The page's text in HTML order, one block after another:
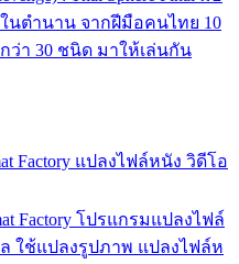
ในตำนาน จากฝีมือคนไทย 10
ว่า 30 ชนิด มาให้เล่นกัน
Factory แปลงไฟล์หนัง วิดีโอ
Factory โปรแกรมแปลงไฟล์
ใช้แปลงรูปภาพ แปลงไฟล์ห